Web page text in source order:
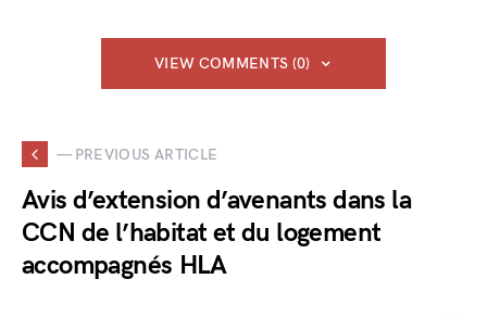
VIEW COMMENTS (0)
— PREVIOUS ARTICLE
Avis d’extension d’avenants dans la
CCN de l’habitat et du logement
accompagnés HLA